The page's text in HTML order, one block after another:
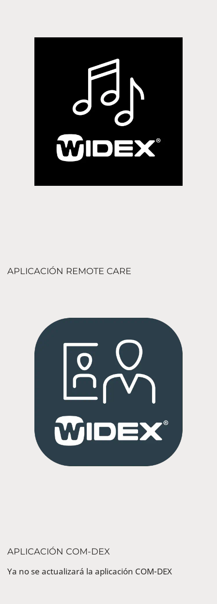
APLICACIÓN REMOTE CARE
APLICACIÓN COM-DEX
Ya no se actualizará la aplicación COM-DEX